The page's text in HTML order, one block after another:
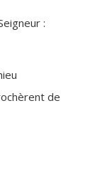
:
de